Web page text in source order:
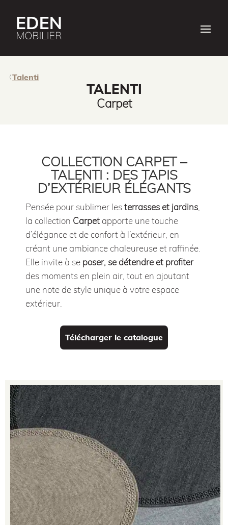
Talenti
TALENTI
Carpet
COLLECTION CARPET –
TALENTI : DES TAPIS
D’EXTÉRIEUR ÉLÉGANTS
Pensée pour sublimer lesterrasses et jardins
la collection Carpet apporte une touche
d’élégance et de confort à l’extérieur, en
créant une ambiance chaleureuse et raffinée.
Elle invite à se poser, se détendre et profiter
des moments en plein air, tout en ajoutant
une note de style unique à votre espace
extérieur.
Télécharger le catalogue